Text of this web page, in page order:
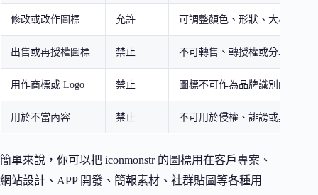
修改或改作圖標 允許 可調整顏色、形狀、大小
出售或再授權圖標 禁止 不可轉售、轉授權或分享原始檔
用作商標或 Logo 禁止 圖標不可作為品牌識別的主要
用於不當內容 禁止 不可用於侵權、誹謗或具冒犯
簡單來說，你可以把 iconmonstr 的圖標用在客戶專案、
網站設計、APP 開發、簡報素材、社群貼圖等各種用